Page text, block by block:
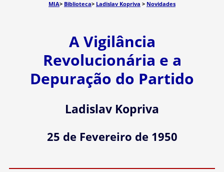
MIA> Biblioteca> Ladislav Kopriva > Novidades
A Vigilância
Revolucionária e a
Depuração do Partido
Ladislav Kopriva
25 de Fevereiro de 1950